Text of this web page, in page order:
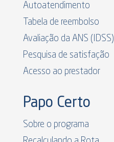
Autoatendimento
Tabela de reembolso
Avaliação da ANS (IDSS)
Pesquisa de satisfação
Acesso ao prestador
Papo Certo
Sobre o programa